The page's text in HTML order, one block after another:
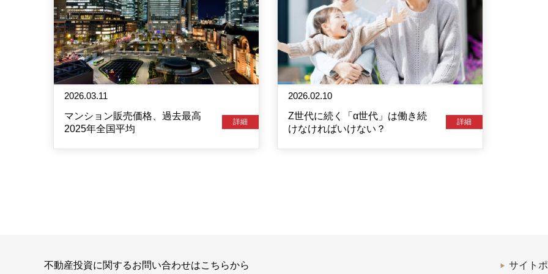
2026.03.11
マンション販売価格、過去最高
2025年全国平均
詳細
2026.02.10
Z世代に続く「α世代」は働き続
けなければいけない？
詳細
不動産投資に関するお問い合わせはこちらから サイト